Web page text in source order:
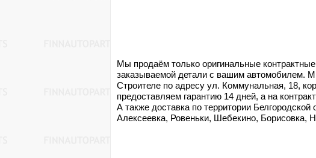
Мы продаём только оригинальные
заказываемой детали с вашим автомобилем.
Строителе по адресу ул. Коммунальная, 18,
предоставляем гарантию 14 дней, а на
А также доставка по территории
Алексеевка, Ровеньки, Шебекино, Борисовка,